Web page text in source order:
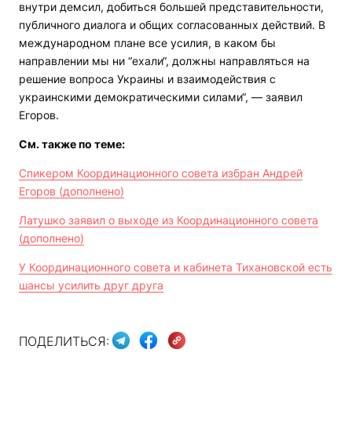
внутри демсил, добиться большей представительности,
публичного диалога и общих согласованных действий. В
международном плане все усилия, в каком бы
направлении мы ни “ехали“, должны направляться на
решение вопроса Украины и взаимодействия с
украинскими демократическими силами“, — заявил
Егоров.
См. также по теме:
Спикером Координационного совета избран Андрей
Егоров (дополнено)
Латушко заявил о выходе из Координационного совета
(дополнено)
У Координационного совета и кабинета Тихановской есть
шансы усилить друг друга
ПОДЕЛИТЬСЯ: